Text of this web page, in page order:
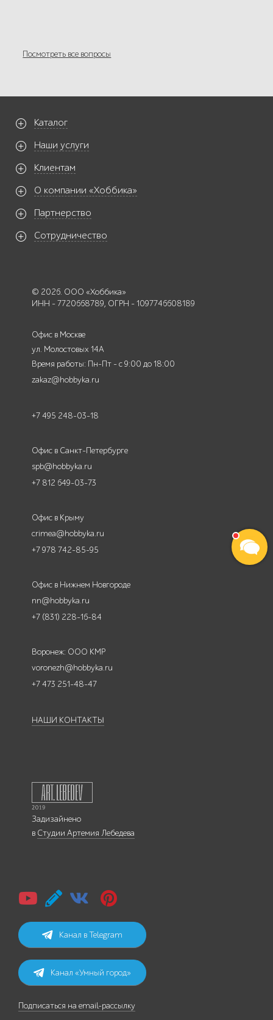
Посмотреть все вопросы
Каталог
Наши услуги
Клиентам
О компании «Хоббика»
Партнерство
Сотрудничество
© 2026. ООО «Хоббика»
ИНН - 7720668789, ОГРН - 1097746608189
Офис в Москве
ул. Молостовых 14А
Время работы: Пн-Пт - с 9:00 до 18:00
zakaz@hobbyka.ru
+7 495 248-03-18
Офис в Санкт-Петербурге
spb@hobbyka.ru
+7 812 649-03-73
Офис в Крыму
crimea@hobbyka.ru
+7 978 742-85-95
Офис в Нижнем Новгороде
nn@hobbyka.ru
+7 (831) 228-16-84
Воронеж: ООО КМР
voronezh@hobbyka.ru
+7 473 251-48-47
НАШИ КОНТАКТЫ
Задизайнено
в Студии Артемия Лебедева
Канал в Telegram
Канал «Умный город»
Подписаться на email-рассылку